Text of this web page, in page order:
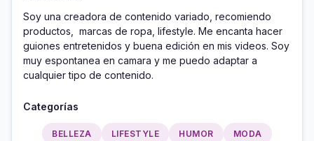
Soy una creadora de contenido variado, recomiendo
productos,  marcas de ropa, lifestyle. Me encanta hacer
guiones entretenidos y buena edición en mis videos. Soy
muy espontanea en camara y me puedo adaptar a
cualquier tipo de contenido.
Categorías
BELLEZA LIFESTYLE HUMOR MODA